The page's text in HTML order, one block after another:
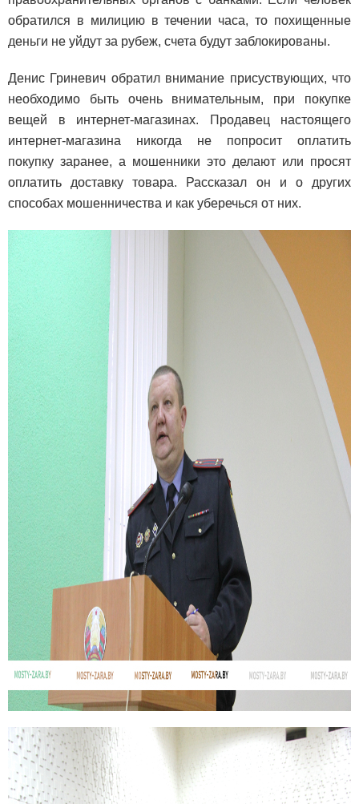
обратился в милицию в течении часа, то похищенные
деньги не уйдут за рубеж, счета будут заблокированы.
Денис Гриневич обратил внимание присуствующих, что
необходимо быть очень внимательным, при покупке
вещей в интернет-магазинах. Продавец настоящего
интернет-магазина никогда не попросит оплатить
покупку заранее, а мошенники это делают или просят
оплатить доставку товара. Рассказал он и о других
способах мошенничества и как уберечься от них.